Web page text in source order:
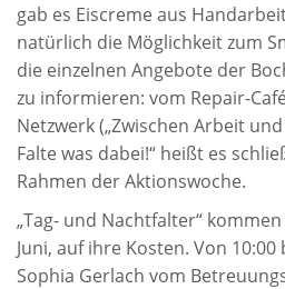
gab es Eiscreme aus
natürlich die Möglichkeit zum
die einzelnen Angebote der
zu informieren: vom Repair-
Netzwerk („Zwischen Arbeit
Falte was dabei!“ heißt es
Rahmen der Aktionswoche.
„Tag- und Nachtfalter“
Juni, auf ihre Kosten. Von
Sophia Gerlach vom